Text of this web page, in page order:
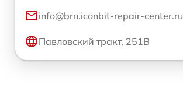
info@brn.iconbit-repair-center.ru
Павловский тракт, 251В